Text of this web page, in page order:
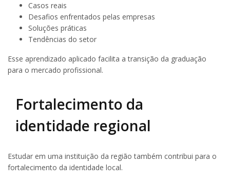
Casos reais
Desafios enfrentados pelas empresas
Soluções práticas
Tendências do setor
Esse aprendizado aplicado facilita a transição da graduação
para o mercado profissional.
Fortalecimento da
identidade regional
Estudar em uma instituição da região também contribui para o
fortalecimento da identidade local.